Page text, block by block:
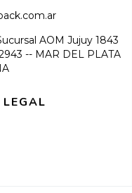
AOM Jujuy 1843
-- MAR DEL PLATA